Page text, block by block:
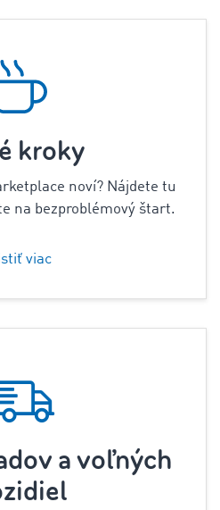
kroky
noví? Nájdete tu
na bezproblémový štart.
viac
a voľných